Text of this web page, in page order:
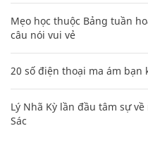
Mẹo học thuộc Bảng tuần
câu nói vui vẻ
20 số điện thoại ma ám
Lý Nhã Kỳ lần đầu tâm sự
Sác